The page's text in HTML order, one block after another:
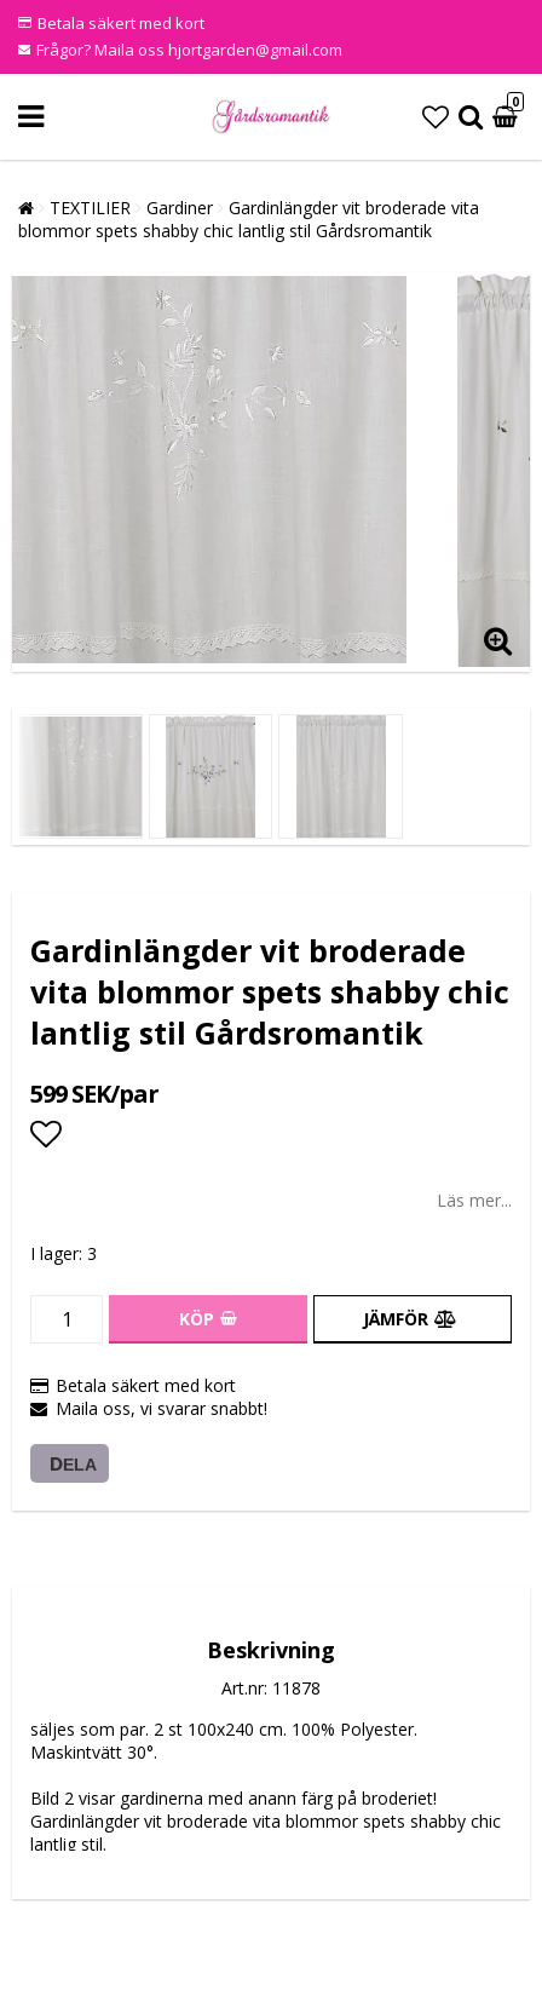
Betala säkert med kort
Frågor? Maila oss hjortgarden@gmail.com
0
TEXTILIER Gardiner
Gardinlängder vit broderade vita
blommor spets shabby chic lantlig stil Gårdsromantik
Gardinlängder vit broderade
vita blommor spets shabby chic
lantlig stil Gårdsromantik
599 SEK/par
Läs mer...
I lager: 3
KÖP JÄMFÖR
Betala säkert med kort
Maila oss, vi svarar snabbt!
DELA
Beskrivning
Art.nr: 11878
säljes som par. 2 st 100x240 cm. 100% Polyester.
Maskintvätt 30°.
Bild 2 visar gardinerna med anann färg på broderiet!
Gardinlängder vit broderade vita blommor spets shabby chic
lantlig stil.